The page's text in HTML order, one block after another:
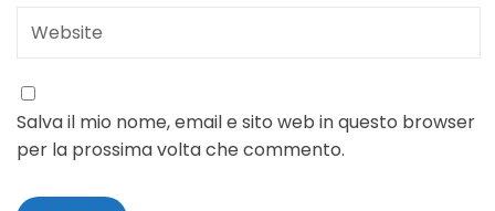
Salva il mio nome, email e sito web in questo browser
per la prossima volta che commento.